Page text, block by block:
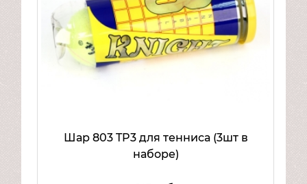
Шар 803 TP3 для тенниса (3шт в
наборе)